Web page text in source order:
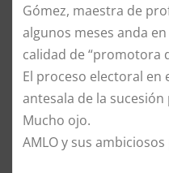
Gómez, maestra de
algunos meses anda
calidad de “promotora
El proceso electoral en
antesala de la
Mucho ojo.
AMLO y sus ambiciosos